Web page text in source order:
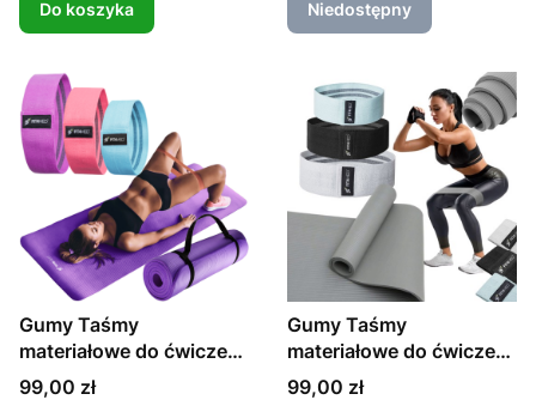
Do koszyka Niedostępny
Gumy Taśmy
materiałowe do ćwiczeń
fitness+Mata
Cena
99,00 zł
Gumy Taśmy
materiałowe do ćwiczeń
fitness+Mata
Cena
99,00 zł